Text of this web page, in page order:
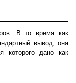
В то время как
вывод, она
которого дано как